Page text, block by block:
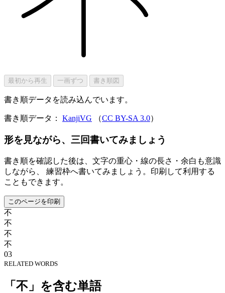
最初から再生 一画ずつ 書き順図
書き順データを読み込んでいます。
書き順データ： KanjiVG （CC BY-SA 3.0）
形を見ながら、三回書いてみましょう
書き順を確認した後は、文字の重心・線の長さ・余白も意識
しながら、 練習枠へ書いてみましょう。印刷して利用する
こともできます。
このページを印刷
不
不
不
不
03
RELATED WORDS
「不」を含む単語